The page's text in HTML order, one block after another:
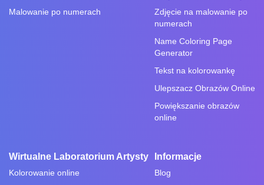
Malowanie po numerach
Zdjęcie na malowanie po
numerach
Name Coloring Page
Generator
Tekst na kolorowankę
Ulepszacz Obrazów Online
Powiększanie obrazów
online
Wirtualne Laboratorium Artysty
Kolorowanie online
Informacje
Blog